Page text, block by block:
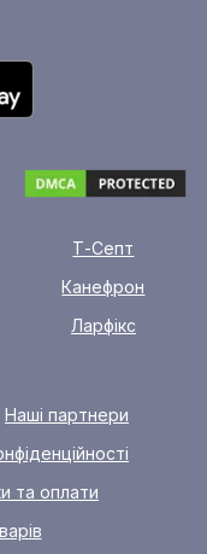
Т-Септ
Канефрон
Ларфікс
Наші партнери
та оплати